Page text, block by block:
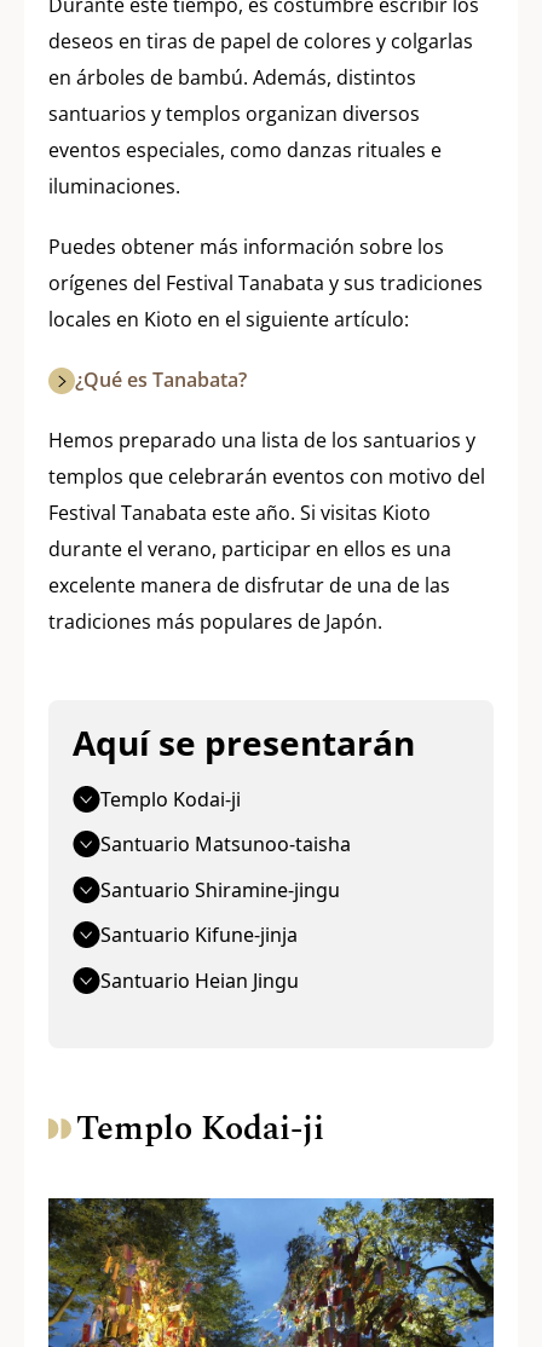
deseos en tiras de papel de colores y colgarlas
en árboles de bambú. Además, distintos
santuarios y templos organizan diversos
eventos especiales, como danzas rituales e
iluminaciones.
Puedes obtener más información sobre los
orígenes del Festival Tanabata y sus tradiciones
locales en Kioto en el siguiente artículo:
¿Qué es Tanabata?
Hemos preparado una lista de los santuarios y
templos que celebrarán eventos con motivo del
Festival Tanabata este año. Si visitas Kioto
durante el verano, participar en ellos es una
excelente manera de disfrutar de una de las
tradiciones más populares de Japón.
Aquí se presentarán
Templo Kodai-ji
Santuario Matsunoo-taisha
Santuario Shiramine-jingu
Santuario Kifune-jinja
Santuario Heian Jingu
Templo Kodai-ji